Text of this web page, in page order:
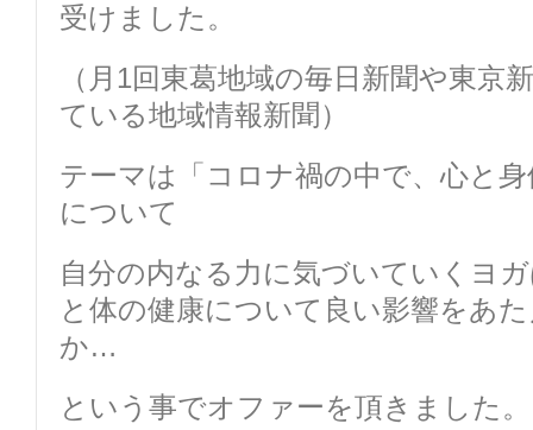
受けました。
（月1回東葛地域の毎日新聞や東京
ている地域情報新聞）
テーマは「コロナ禍の中で、心と
について
自分の内なる力に気づいていくヨ
と体の健康について良い影響をあ
か…
という事でオファーを頂きました。